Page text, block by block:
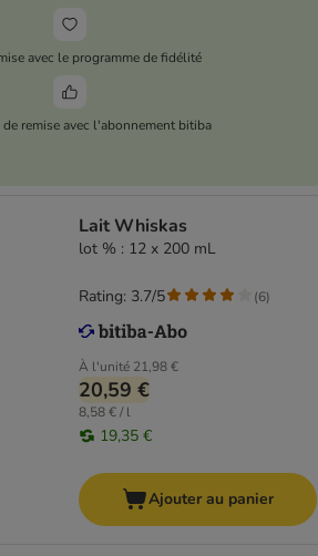
avec le programme de fidélité
remise avec l'abonnement bitiba
Lait Whiskas
lot % : 12 x 200 mL
À l'unité 21,98 €
20,59 €
8,58 € / l
19,35 €
Rating: 3.7/5 (6)
Ajouter au panier